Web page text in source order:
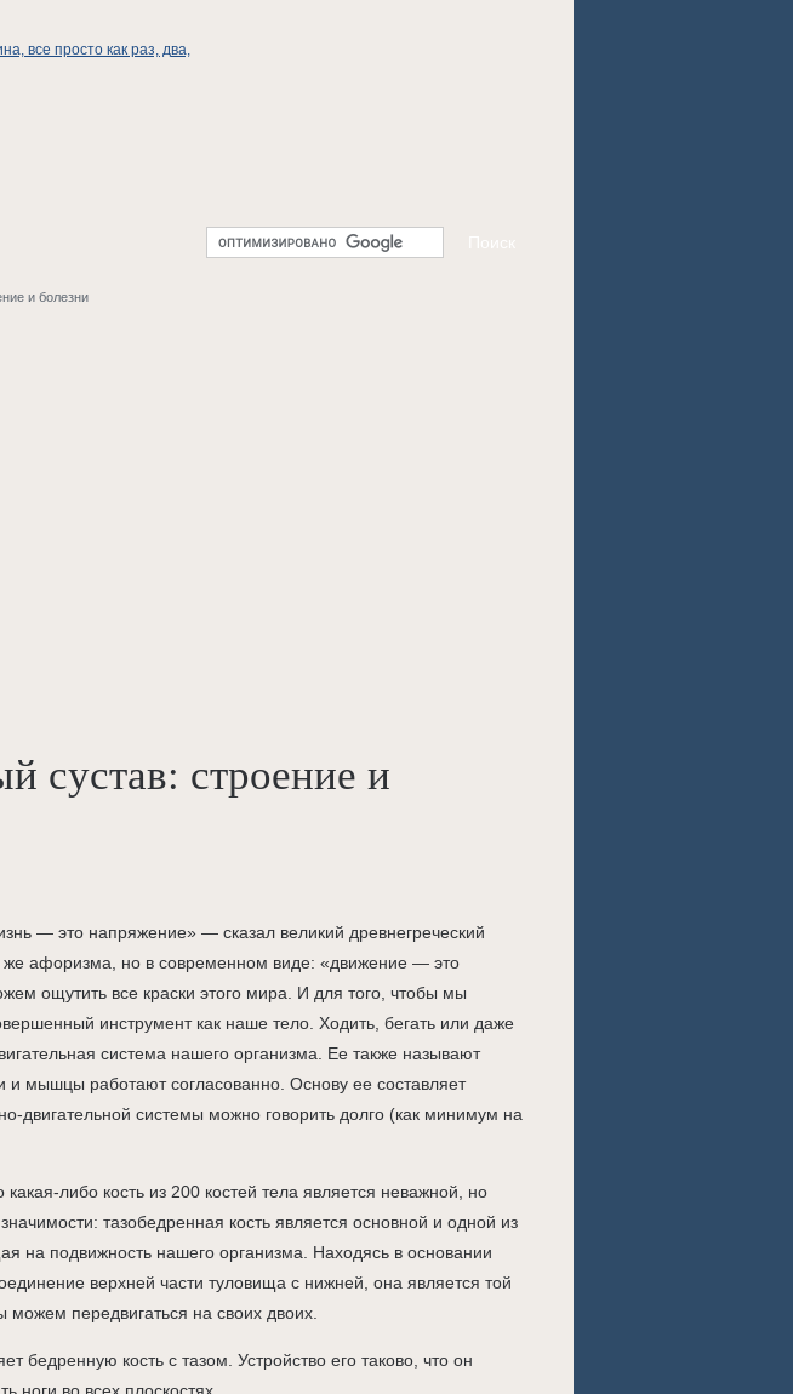
и болезни
сустав: строение и
— это напряжение» — сказал великий древнегреческий
же афоризма, но в современном виде: «движение — это
ощутить все краски этого мира. И для того, чтобы мы
инструмент как наше тело. Ходить, бегать или даже
система нашего организма. Ее также называют
и мышцы работают согласованно. Основу ее составляет
двигательной системы можно говорить долго (как минимум на
какая-либо кость из 200 костей тела является неважной, но
тазобедренная кость является основной и одной из
на подвижность нашего организма. Находясь в основании
верхней части туловища с нижней, она является той
можем передвигаться на своих двоих.
бедренную кость с тазом. Устройство его таково, что он